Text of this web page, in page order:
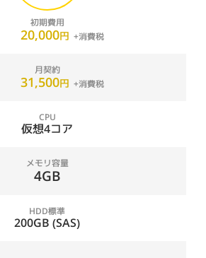
初期費用
20,000円
月契約
31,500円
CPU
仮想4コア
メモリ容量
4GB
HDD標準
200GB (SAS)